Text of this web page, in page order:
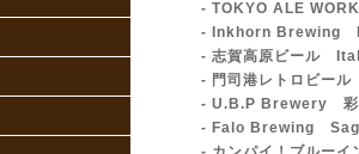
- TOKYO ALE
- Inkhorn Brewing
- 志賀高原ビール
- 門司港レトロビー
- U.B.P Brewery 彩
- Falo Brewing